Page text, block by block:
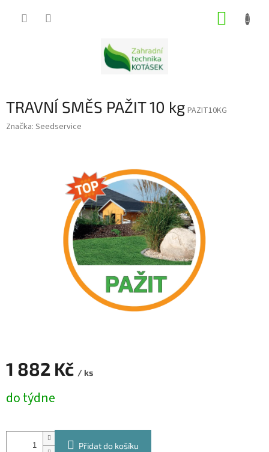
TRAVNÍ SMĚS PAŽIT 10 kg PAZIT10KG
Značka: Seedservice
1 882 Kč / ks
cena:
do týdne
Přidat do košíku